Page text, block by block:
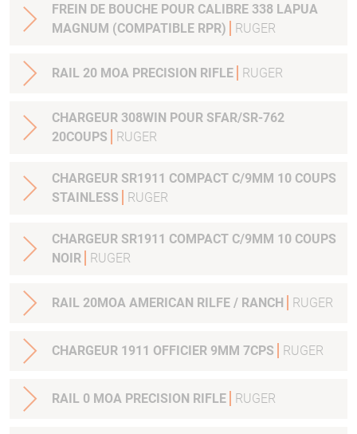
FREIN DE BOUCHE POUR CALIBRE 338 LAPUA
MAGNUM (COMPATIBLE RPR)
RUGER
RAIL 20 MOA PRECISION RIFLE RUGER
CHARGEUR 308WIN POUR SFAR/SR-762
20COUPS
RUGER
CHARGEUR SR1911 COMPACT C/9MM 10 COUPS
STAINLESS
RUGER
CHARGEUR SR1911 COMPACT C/9MM 10 COUPS
NOIR
RUGER
RAIL 20MOA AMERICAN RILFE / RANCH RUGER
CHARGEUR 1911 OFFICIER 9MM 7CPS RUGER
RAIL 0 MOA PRECISION RIFLE RUGER